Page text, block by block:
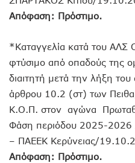
Απόφαση: Πρόστιμο.
*Καταγγελία κατά του
φτύσιμο από οπαδούς της
διαιτητή μετά την λήξη
άρθρου 10.2 (στ) των
Κ.Ο.Π. στον αγώνα
Φάση περιόδου 2025-
– ΠΑΕΕΚ Κερύνειας/
Απόφαση: Πρόστιμο.